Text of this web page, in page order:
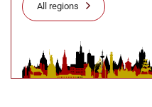
All regions